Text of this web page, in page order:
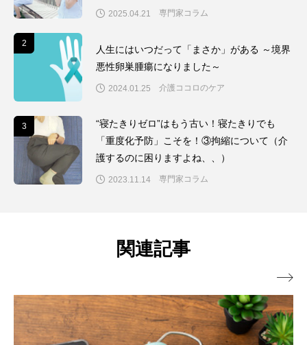
2025.04.21 専門家コラム
2
人生にはいつだって「まさか」がある ～境界
悪性卵巣腫瘍になりました～
2024.01.25 介護ココロのケア
3
“寝たきりゼロ”はもう古い！寝たきりでも
「重度化予防」こそを！③拘縮について（介
護するのに困りますよね、、）
2023.11.14 専門家コラム
関連記事
